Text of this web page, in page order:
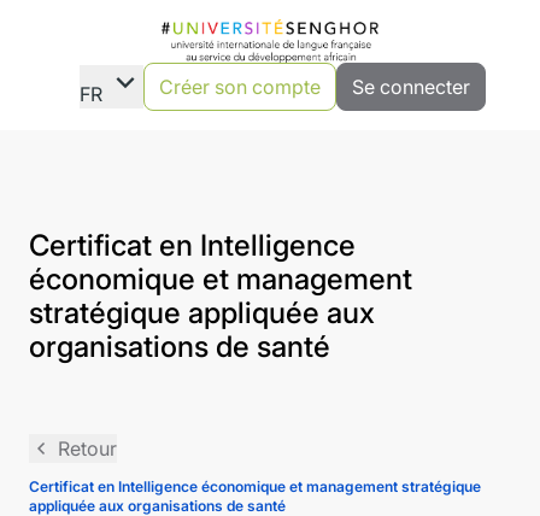
FR expand_more Créer son compte Se connecter
Certificat en Intelligence
économique et management
stratégique appliquée aux
organisations de santé
navigate_before Retour
Certificat en Intelligence économique et management stratégique
appliquée aux organisations de santé